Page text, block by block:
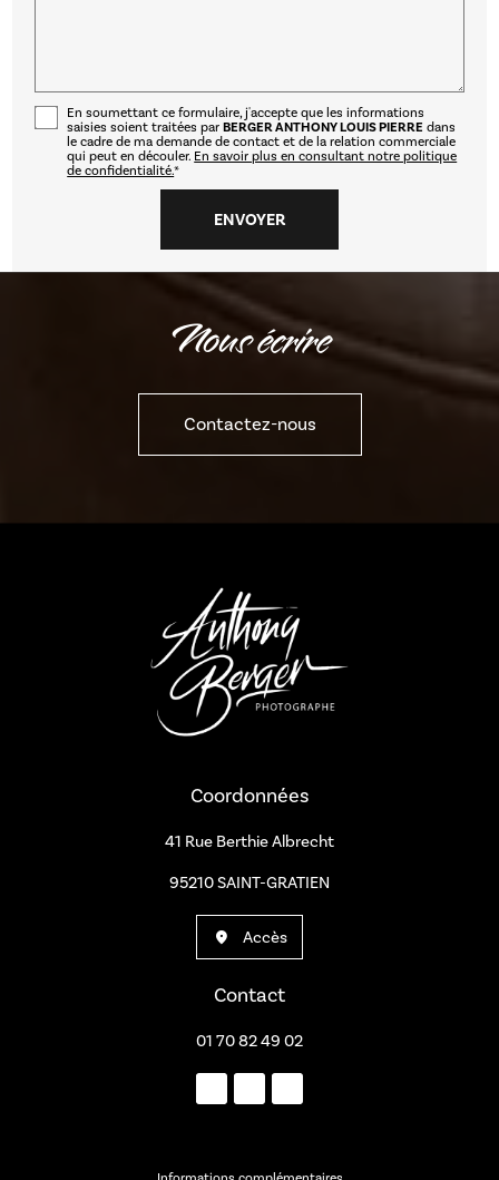
En soumettant ce formulaire, j'accepte que les informations
saisies soient traitées parBERGER ANTHONY LOUIS PIERRE dans
le cadre de ma demande de contact et de la relation commerciale
qui peut en découler. En savoir plus en consultant notre politique
de confidentialité.*
Nous écrire
Contactez-nous
Coordonnées
41 Rue Berthie Albrecht
95210 SAINT-GRATIEN
Accès
Contact
01 70 82 49 02